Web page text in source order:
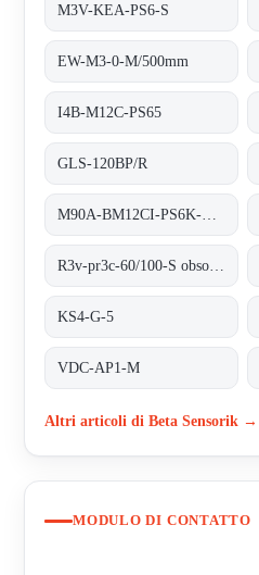
M3V-KEA-PS6-S
EW-M3-0-M/500mm
I4B-M12C-PS65
GLS-120BP/R
KS4-G-5
VDC-AP1-M
Altri articoli di Beta Sensorik →
MODULO DI CONTATTO